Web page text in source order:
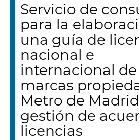
Servicio de
para la
una guía de
nacional e
internacional de
marcas
Metro de
gestión de
licencias